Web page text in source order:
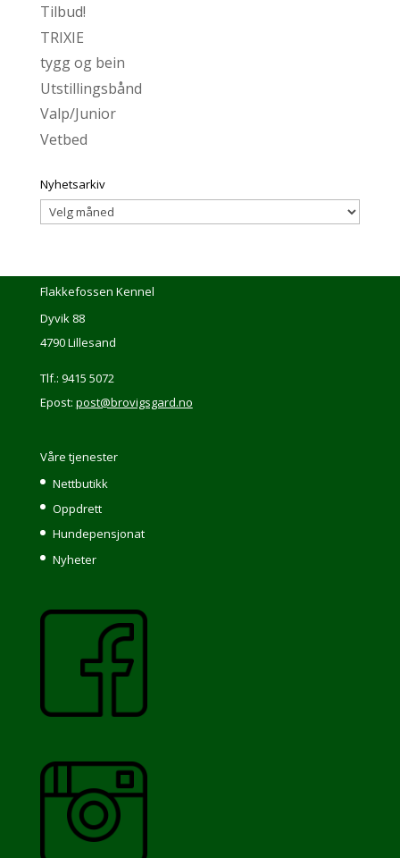
Tilbud!
TRIXIE
tygg og bein
Utstillingsbånd
Valp/Junior
Vetbed
Nyhetsarkiv
Nyhetsarkiv
Flakkefossen Kennel
Dyvik 88
4790 Lillesand
Tlf.: 9415 5072
Epost: post@brovigsgard.no
Våre tjenester
Nettbutikk
Oppdrett
Hundepensjonat
Nyheter